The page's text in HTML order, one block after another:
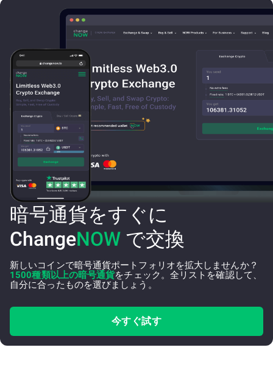
暗号通貨をすぐに
ChangeNOW で交換
新しいコインで暗号通貨ポートフォリオを拡大しませんか？
1500種類以上の暗号通貨をチェック。全リストを確認して、
自分に合ったものを選びましょう。
今すぐ試す